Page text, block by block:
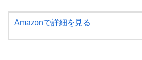
Amazonで詳細を見る